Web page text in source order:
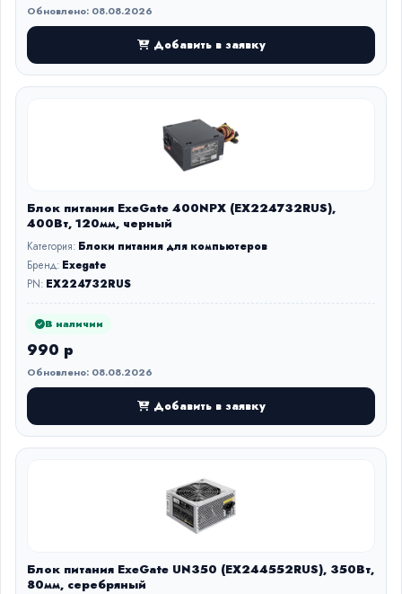
Обновлено: 08.08.2026
Добавить в заявку
Блок питания ExeGate 400NPX (EX224732RUS),
400Вт, 120мм, черный
Категория: Блоки питания для компьютеров
Бренд: Exegate
PN: EX224732RUS
В наличии
990 р
Обновлено: 08.08.2026
Добавить в заявку
Блок питания ExeGate UN350 (EX244552RUS), 350Вт,
80мм, серебряный